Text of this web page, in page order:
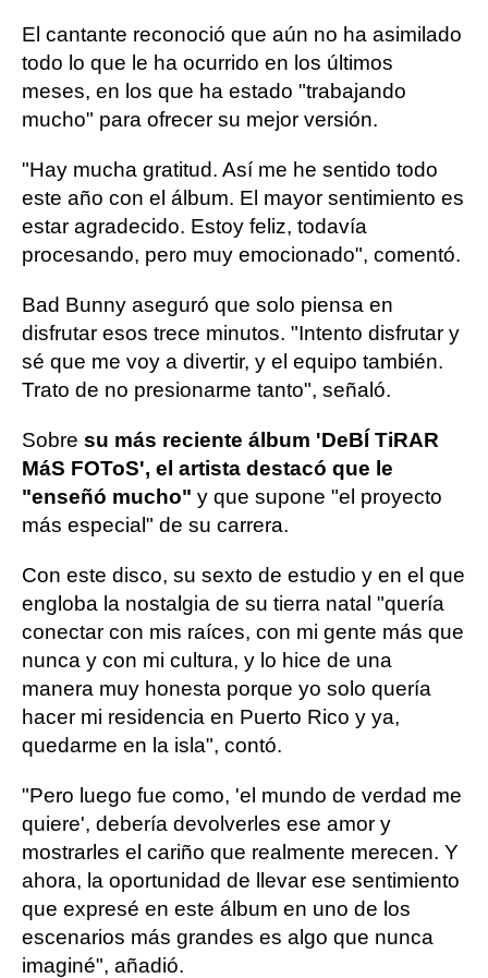
El cantante reconoció que aún no ha asimilado
todo lo que le ha ocurrido en los últimos
meses, en los que ha estado "trabajando
mucho" para ofrecer su mejor versión.
"Hay mucha gratitud. Así me he sentido todo
este año con el álbum. El mayor sentimiento es
estar agradecido. Estoy feliz, todavía
procesando, pero muy emocionado", comentó.
Bad Bunny aseguró que solo piensa en
disfrutar esos trece minutos. "Intento disfrutar y
sé que me voy a divertir, y el equipo también.
Trato de no presionarme tanto", señaló.
Sobre su más reciente álbum 'DeBÍ TiRAR
MáS FOToS', el artista destacó que le
"enseñó mucho" y que supone "el proyecto
más especial" de su carrera.
Con este disco, su sexto de estudio y en el que
engloba la nostalgia de su tierra natal "quería
conectar con mis raíces, con mi gente más que
nunca y con mi cultura, y lo hice de una
manera muy honesta porque yo solo quería
hacer mi residencia en Puerto Rico y ya,
quedarme en la isla", contó.
"Pero luego fue como, 'el mundo de verdad me
quiere', debería devolverles ese amor y
mostrarles el cariño que realmente merecen. Y
ahora, la oportunidad de llevar ese sentimiento
que expresé en este álbum en uno de los
escenarios más grandes es algo que nunca
imaginé", añadió.